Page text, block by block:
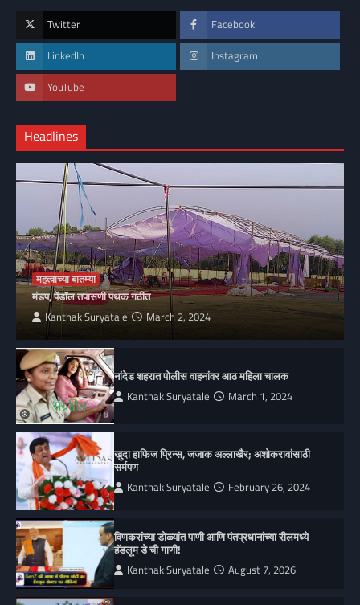
Twitter Facebook
LinkedIn Instagram
YouTube
Headlines
महत्वाच्या बातम्या
मंडप, पेंडॉल तपासणी पथक गठीत
Kanthak Suryatale March 2, 2024
नांदेड शहरात पोलीस वाहनांवर आठ महिला चालक
Kanthak Suryatale March 1, 2024
खुदा हाफिज प्रिन्स, जजाक अल्लाखैर; अशोकरावांसाठी
सर्मपण
Kanthak Suryatale February 26, 2024
विणकरांच्या डोळ्यांत पाणी आणि पंतप्रधानांच्या रीलमध्ये
हॅंडलूम डे ची गाणी!
Kanthak Suryatale August 7, 2026